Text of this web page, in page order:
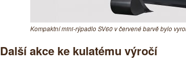
Kompaktní mini-rýpadlo SV60 v červené barvě bylo
Další akce ke kulatému výročí